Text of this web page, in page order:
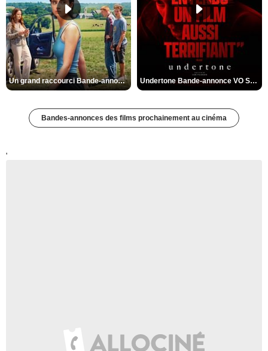
Un grand raccourci Bande-annonce VF Undertone Bande-annonce VO STFR
Bandes-annonces des films prochainement au cinéma
'